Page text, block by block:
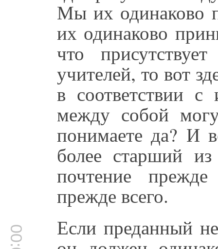
Мы их одинаково
их одинаково
что
учителей, то вот
в соответствии
между собой
понимаете да? И
более старший
почтение прежде
прежде всего.
Если преданный